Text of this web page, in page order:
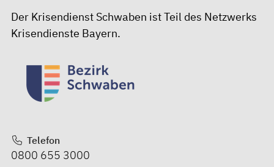
Der Krisendienst Schwaben ist Teil des Netzwerks
Krisendienste Bayern.
Telefon
0800 655 3000